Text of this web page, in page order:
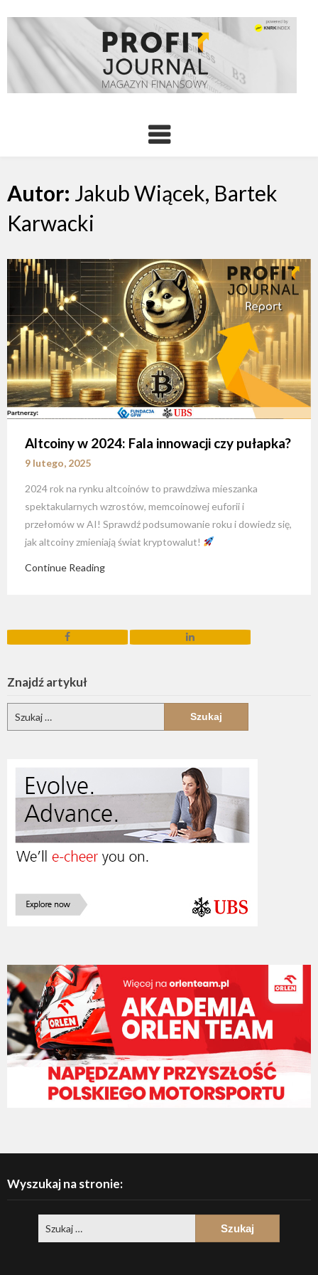
Autor: Jakub Wiącek, Bartek
Karwacki
Altcoiny w 2024: Fala innowacji czy pułapka?
9 lutego, 2025
2024 rok na rynku altcoinów to prawdziwa mieszanka
spektakularnych wzrostów, memcoinowej euforii i
przełomów w AI! Sprawdź podsumowanie roku i dowiedz się,
jak altcoiny zmieniają świat kryptowalut!
Continue Reading
Znajdź artykuł
Wyszukaj na stronie: